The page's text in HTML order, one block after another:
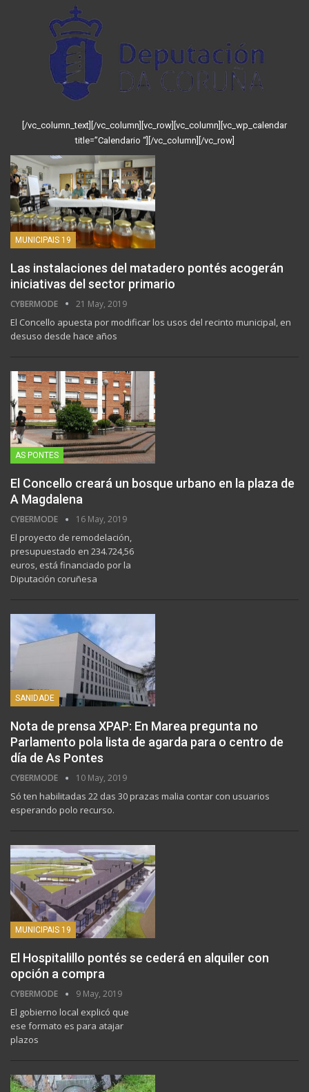
[/vc_column_text][/vc_column][vc_row][vc_column][vc_wp_calendar
title=”Calendario “][/vc_column][/vc_row]
MUNICIPAIS 19
Las instalaciones del matadero pontés acogerán
iniciativas del sector primario
CYBERMODE 21 May, 2019
El Concello apuesta por modificar los usos del recinto municipal, en
desuso desde hace años
AS PONTES
El Concello creará un bosque urbano en la plaza de
A Magdalena
CYBERMODE 16 May, 2019
El proyecto de remodelación,
presupuestado en 234.724,56
euros, está financiado por la
Diputación coruñesa
SANIDADE
Nota de prensa XPAP: En Marea pregunta no
Parlamento pola lista de agarda para o centro de
día de As Pontes
CYBERMODE 10 May, 2019
Só ten habilitadas 22 das 30 prazas malia contar con usuarios
esperando polo recurso.
MUNICIPAIS 19
El Hospitalillo pontés se cederá en alquiler con
opción a compra
CYBERMODE 9 May, 2019
El gobierno local explicó que
ese formato es para atajar
plazos